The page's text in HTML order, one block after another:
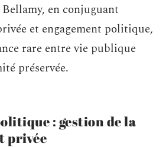
en conjuguant
et engagement politique,
rare entre vie publique
préservée.
: gestion de la
privée